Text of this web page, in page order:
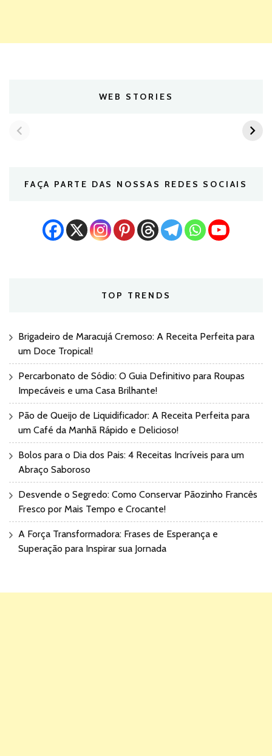
WEB STORIES
FAÇA PARTE DAS NOSSAS REDES SOCIAIS
TOP TRENDS
Brigadeiro de Maracujá Cremoso: A Receita Perfeita para
um Doce Tropical!
Percarbonato de Sódio: O Guia Definitivo para Roupas
Impecáveis e uma Casa Brilhante!
Pão de Queijo de Liquidificador: A Receita Perfeita para
um Café da Manhã Rápido e Delicioso!
Bolos para o Dia dos Pais: 4 Receitas Incríveis para um
Abraço Saboroso
Desvende o Segredo: Como Conservar Pãozinho Francês
Fresco por Mais Tempo e Crocante!
A Força Transformadora: Frases de Esperança e
Superação para Inspirar sua Jornada